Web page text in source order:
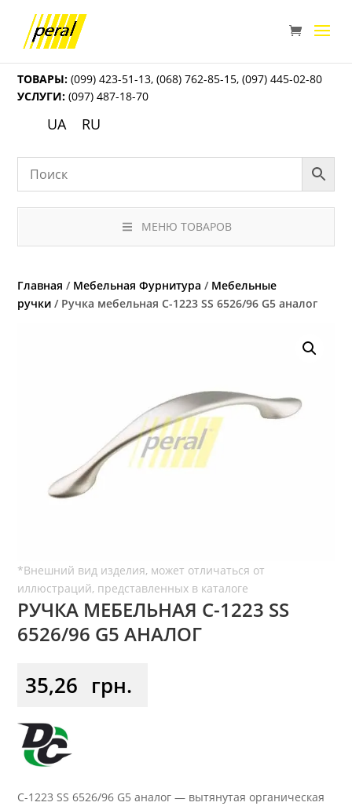
ТОВАРЫ: (099) 423-51-13,(068) 762-85-15,(097) 445-02-80
УСЛУГИ: (097) 487-18-70
UA RU
МЕНЮ ТОВАРОВ
Главная / Мебельная Фурнитура / Мебельные
ручки / Ручка мебельная C-1223 SS 6526/96 G5 аналог
РУЧКА МЕБЕЛЬНАЯ C-1223 SS
6526/96 G5 АНАЛОГ
35,26 грн.
C-1223 SS 6526/96 G5 аналог — вытянутая органическая